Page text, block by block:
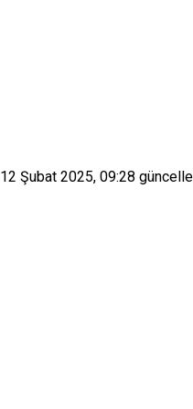
12 Şubat 2025, 09:28